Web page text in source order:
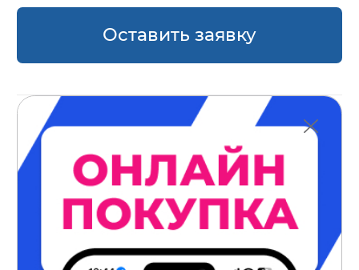
Оставить заявку